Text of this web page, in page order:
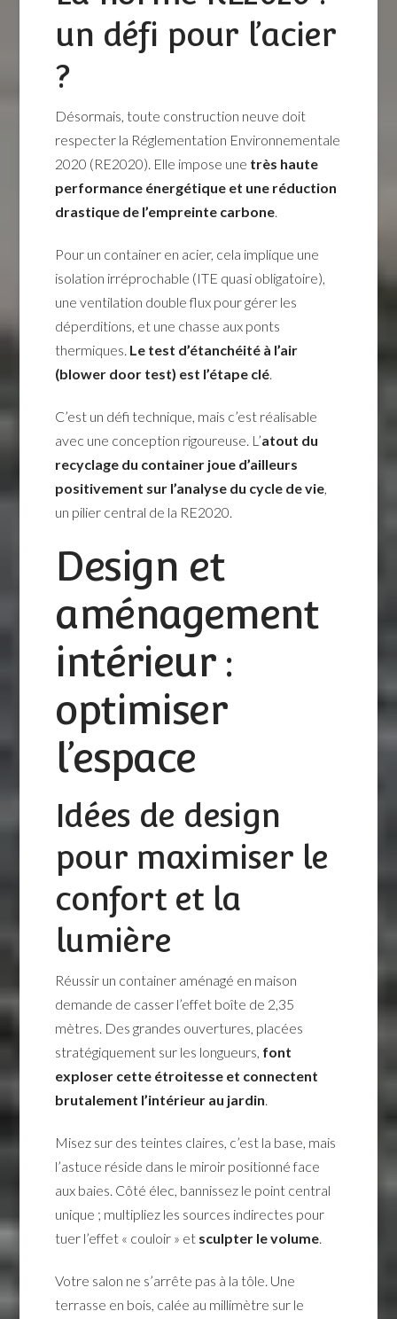
un défi pour l’acier
?
Désormais, toute construction neuve doit
respecter la Réglementation Environnementale
2020 (RE2020). Elle impose une très haute
performance énergétique et une réduction
drastique de l’empreinte carbone.
Pour un container en acier, cela implique une
isolation irréprochable (ITE quasi obligatoire),
une ventilation double flux pour gérer les
déperditions, et une chasse aux ponts
thermiques. Le test d’étanchéité à l’air
(blower door test) est l’étape clé.
C’est un défi technique, mais c’est réalisable
avec une conception rigoureuse. L’atout du
recyclage du container joue d’ailleurs
positivement sur l’analyse du cycle de vie,
un pilier central de la RE2020.
Design et
aménagement
intérieur :
optimiser
l’espace
Idées de design
pour maximiser le
confort et la
lumière
Réussir un container aménagé en maison
demande de casser l’effet boîte de 2,35
mètres. Des grandes ouvertures, placées
stratégiquement sur les longueurs, font
exploser cette étroitesse et connectent
brutalement l’intérieur au jardin.
Misez sur des teintes claires, c’est la base, mais
l’astuce réside dans le miroir positionné face
aux baies. Côté élec, bannissez le point central
unique ; multipliez les sources indirectes pour
tuer l’effet « couloir » et sculpter le volume.
Votre salon ne s’arrête pas à la tôle. Une
terrasse en bois, calée au millimètre sur le